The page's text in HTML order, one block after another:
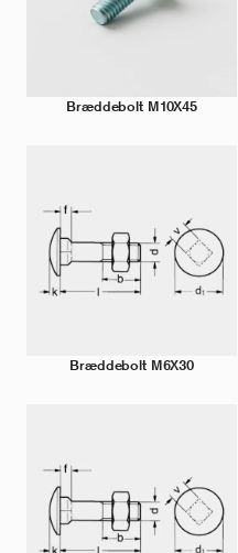
Bræddebolt M10X45
Bræddebolt M6X30